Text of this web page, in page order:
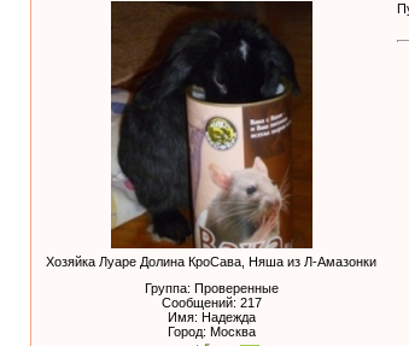
Хозяйка Луаре Долина КроСава, Няша из Л-Амазонки
Группа: Проверенные
Сообщений: 217
Имя: Надежда
Город: Москва